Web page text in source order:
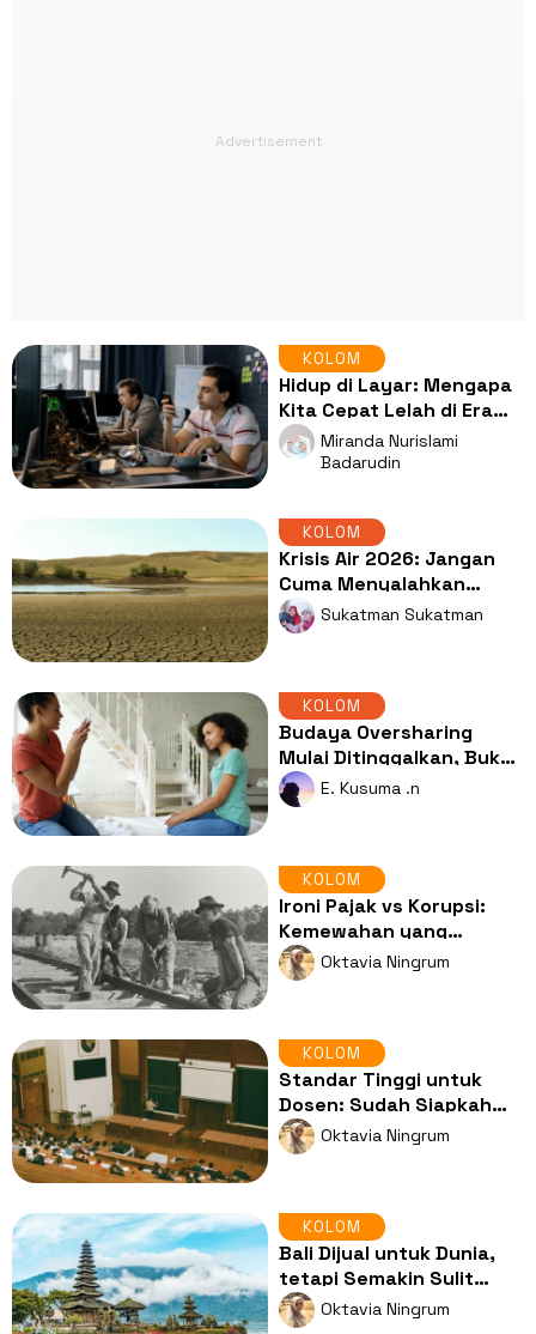
KOLOM
Hidup di Layar: Mengapa
Kita Cepat Lelah di Era
yang Serba Mudah?
Miranda Nurislami
Badarudin
KOLOM
Krisis Air 2026: Jangan
Cuma Menyalahkan
Kemarau saat Keran Mati
Total!
Sukatman Sukatman
KOLOM
Budaya Oversharing
Mulai Ditinggalkan, Bukti
Gen Z Sadar Buat Jaga
Privasi
E. Kusuma .n
KOLOM
Ironi Pajak vs Korupsi:
Kemewahan yang
Dibayar dari Keringat
Rakyat
Oktavia Ningrum
KOLOM
Standar Tinggi untuk
Dosen: Sudah Siapkah
Sistem Kita di Lapangan?
Oktavia Ningrum
KOLOM
Bali Dijual untuk Dunia,
tetapi Semakin Sulit
Dijangkau Orang Lokal
Oktavia Ningrum